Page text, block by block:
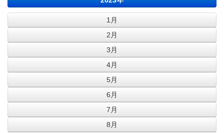
1月
2月
3月
4月
5月
6月
7月
8月